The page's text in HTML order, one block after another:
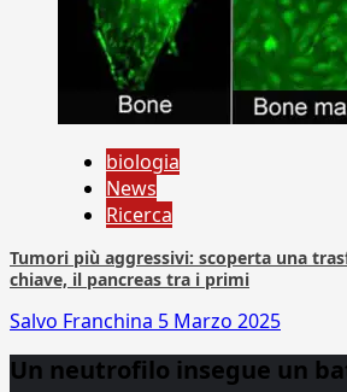
biologia
News
Ricerca
Tumori più aggressivi: scoperta una
chiave, il pancreas tra i primi
Salvo Franchina 5 Marzo 2025
Un neutrofilo insegue un